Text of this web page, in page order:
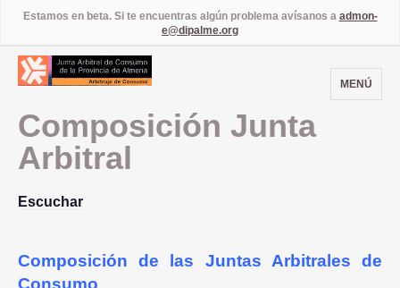
Estamos en beta. Si te encuentras algún problema avísanos a admon-
e@dipalme.org
MENÚ
Composición Junta
Arbitral
Escuchar
Composición de las Juntas Arbitrales de
Consumo